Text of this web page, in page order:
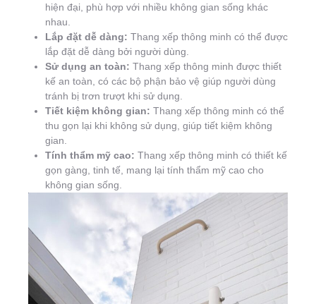
hiện đại, phù hợp với nhiều không gian sống khác
nhau.
Lắp đặt dễ dàng: Thang xếp thông minh có thể được
lắp đặt dễ dàng bởi người dùng.
Sử dụng an toàn: Thang xếp thông minh được thiết
kế an toàn, có các bộ phận bảo vệ giúp người dùng
tránh bị trơn trượt khi sử dụng.
Tiết kiệm không gian: Thang xếp thông minh có thể
thu gọn lại khi không sử dụng, giúp tiết kiệm không
gian.
Tính thẩm mỹ cao: Thang xếp thông minh có thiết kế
gọn gàng, tinh tế, mang lại tính thẩm mỹ cao cho
không gian sống.